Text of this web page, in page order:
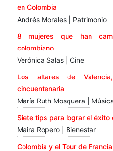
en Colombia
Andrés Morales | Patrimonio
8 mujeres que han
colombiano
Verónica Salas | Cine
Los altares de
cincuentenaria
María Ruth Mosquera |
Siete tips para lograr el éxito
Maira Ropero | Bienestar
Colombia y el Tour de Francia